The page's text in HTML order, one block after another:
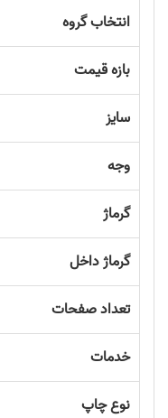
انتخاب گروه
بازه قیمت
سایز
وجه
گرماژ
گرماژ داخل
تعداد صفحات
خدمات
نوع چاپ